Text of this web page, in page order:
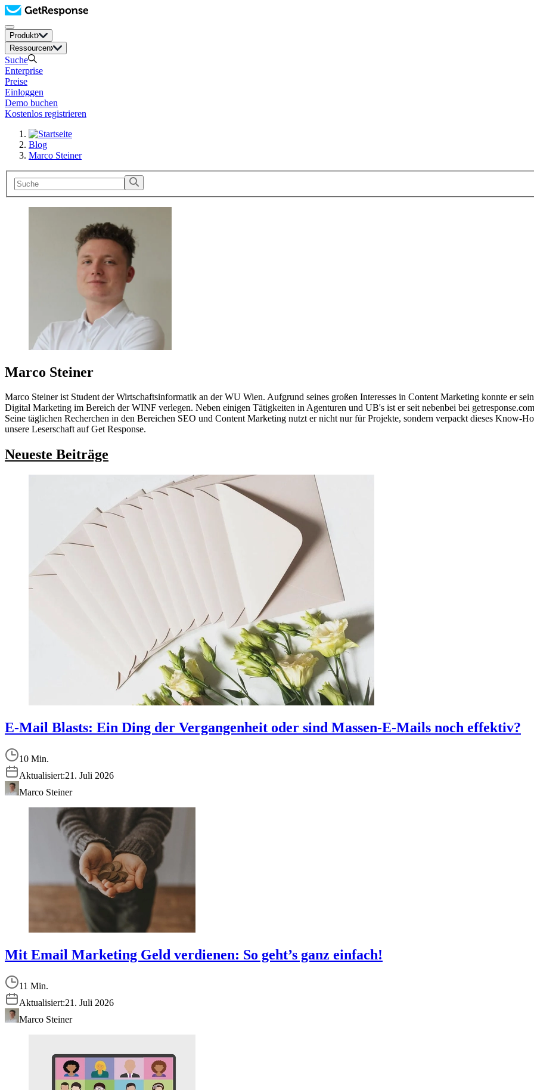
Produkt
Ressourcen
Suche
Enterprise
Preise
Einloggen
Demo buchen
Kostenlos registrieren
Blog
Marco Steiner
Marco Steiner
Marco Steiner ist Student der Wirtschaftsinformatik an der WU Wien. Aufgrund seines großen Interesses in Content Marketing konnte er
Digital Marketing im Bereich der WINF verlegen. Neben einigen Tätigkeiten in Agenturen und UB's ist er seit nebenbei bei
Seine täglichen Recherchen in den Bereichen SEO und Content Marketing nutzt er nicht nur für Projekte, sondern verpackt dieses Know-
unsere Leserschaft auf Get Response.
Neueste Beiträge
E-Mail Blasts: Ein Ding der Vergangenheit oder sind Massen-E-Mails noch effektiv?
10 Min.
Aktualisiert:21. Juli 2026
Marco Steiner
Mit Email Marketing Geld verdienen: So geht’s ganz einfach!
11 Min.
Aktualisiert:21. Juli 2026
Marco Steiner